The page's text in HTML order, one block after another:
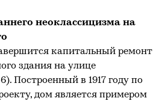
неоклассицизма на
капитальный ремонт
здания на улице
Построенный в 1917 году по
дом является примером